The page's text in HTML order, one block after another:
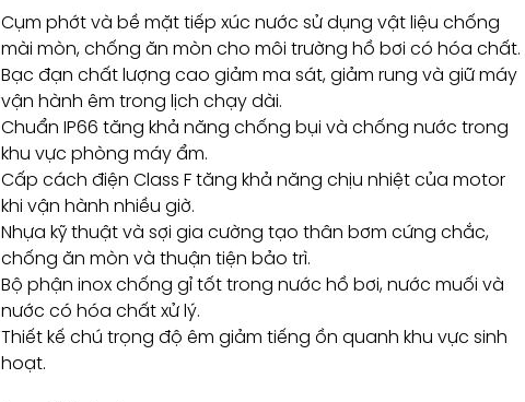
Cụm phớt và bề mặt tiếp xúc nước sử dụng vật liệu chống
mài mòn, chống ăn mòn cho môi trường hồ bơi có hóa chất.
Bạc đạn chất lượng cao giảm ma sát, giảm rung và giữ máy
vận hành êm trong lịch chạy dài.
Chuẩn IP66 tăng khả năng chống bụi và chống nước trong
khu vực phòng máy ẩm.
Cấp cách điện Class F tăng khả năng chịu nhiệt của motor
khi vận hành nhiều giờ.
Nhựa kỹ thuật và sợi gia cường tạo thân bơm cứng chắc,
chống ăn mòn và thuận tiện bảo trì.
Bộ phận inox chống gỉ tốt trong nước hồ bơi, nước muối và
nước có hóa chất xử lý.
Thiết kế chú trọng độ êm giảm tiếng ồn quanh khu vực sinh
hoạt.